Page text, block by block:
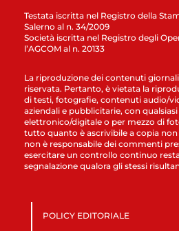
Testata iscritta nel Registro della
Salerno al n. 34/2009
Società iscritta nel Registro degli
l’AGCOM al n. 20133
La riproduzione dei contenuti
riservata. Pertanto, è vietata la
di testi, fotografie, contenuti audio/
aziendali e pubblicitarie, con
elettronico/digitale o per mezzo di
tutto quanto è ascrivibile a copia
non è responsabile dei commenti
esercitare un controllo continuo
segnalazione qualora gli stessi
POLICY EDITORIALE